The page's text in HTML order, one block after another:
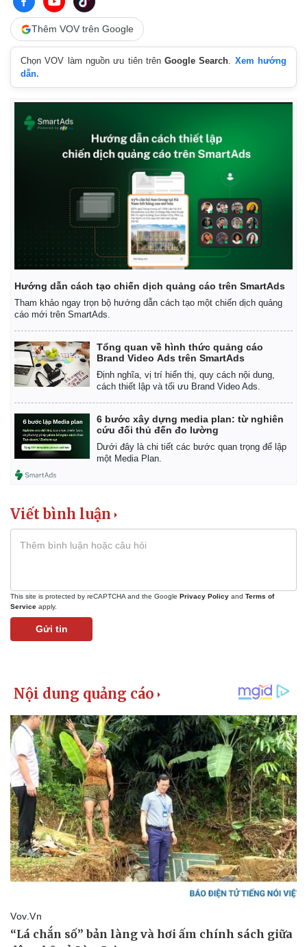
Bất động sản
Khởi nghiệp
Giá vàng
Tiêu dùng
Thêm VOV trên Google
Chọn VOV làm nguồn ưu tiên trênGoogle Search. Xem hướng
dẫn.
Hướng dẫn cách tạo chiến dịch quảng cáo trên SmartAds
Tham khảo ngay trọn bộ hướng dẫn cách tạo một chiến dịch quảng
cáo mới trên SmartAds.
Tổng quan về hình thức quảng cáo
Brand Video Ads trên SmartAds
Định nghĩa, vị trí hiển thị, quy cách nội dung,
cách thiết lập và tối ưu Brand Video Ads.
6 bước xây dựng media plan: từ nghiên
cứu đối thủ đến đo lường
Dưới đây là chi tiết các bước quan trọng để lập
một Media Plan.
Viết bình luận
This site is protected by reCAPTCHA and the Google Privacy Policy and Terms of
Service apply.
Gửi tin